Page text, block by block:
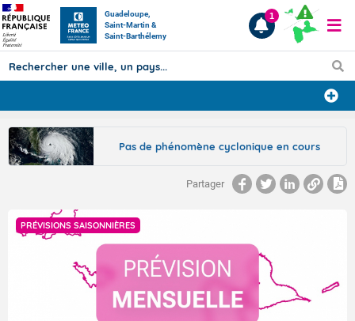
Guadeloupe,
Saint-Martin &
Saint-Barthélemy
Prévisions
1
Pas de phénomène cyclonique en cours
Partager
PRÉVISIONS SAISONNIÈRES